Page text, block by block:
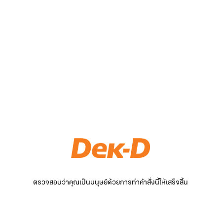
ตรวจสอบว่าคุณเป็นมนุษย์ด้วยการทำคำสั่งนี้ให้เสร็จสิ้น